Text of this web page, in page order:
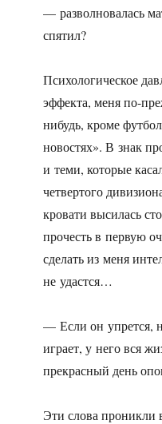
— разволновалась
спятил?
Психологическое
эффекта, меня по-
нибудь, кроме
новостях». В знак
и теми, которые
четвертого
кровати высилась
прочесть в первую
сделать из меня
не удастся…
— Если он упрется,
играет, у него вся
прекрасный день
Эти слова проникли